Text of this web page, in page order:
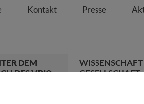
Springe direkt zu:
Zum Hauptinhalt
Zur Hauptnavigation
Zur Footer-
Kontakt Presse
DEM
DES VBIO
WISSENSCHAFT
GESELLSCHAFT